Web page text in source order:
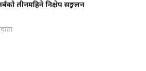
तीनमहिने निक्षेप सङ्कलन